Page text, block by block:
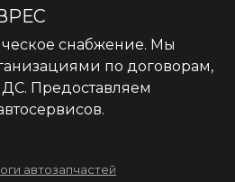
снабжение. Мы
по договорам,
Предоставляем
автозапчастей